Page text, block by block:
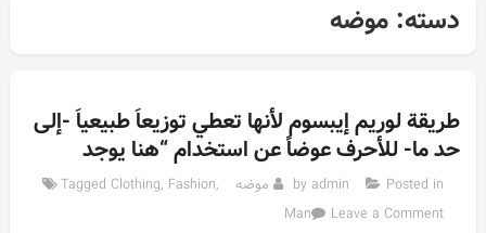
دسته: موضه
طريقة لوريم إيبسوم لأنها تعطي توزيعاَ طبيعياَ -إلى
حد ما- للأحرف عوضاً عن استخدام “هنا يوجد
by admin Posted in موضه Tagged Clothing, Fashion,
Man
Leave a Comment
on